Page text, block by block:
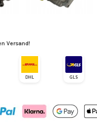
Versand!
DHL GLS